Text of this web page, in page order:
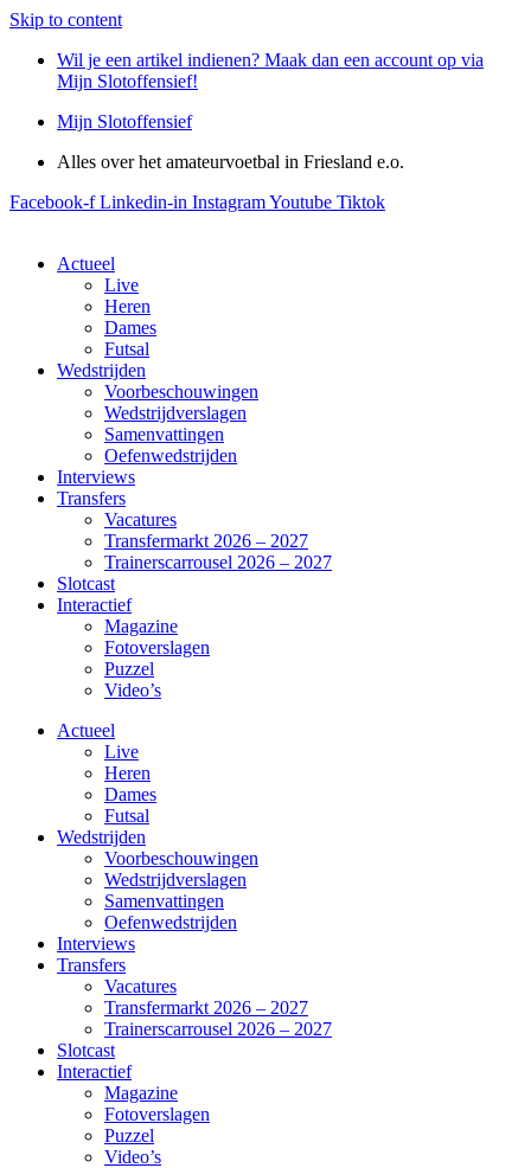
Skip to content
Wil je een artikel indienen? Maak dan een account op via
Mijn Slotoffensief!
Mijn Slotoffensief
Alles over het amateurvoetbal in Friesland e.o.
Facebook-f Linkedin-in InstagramYoutube Tiktok
Actueel
Live
Heren
Dames
Futsal
Wedstrijden
Voorbeschouwingen
Wedstrijdverslagen
Samenvattingen
Oefenwedstrijden
Interviews
Transfers
Vacatures
Transfermarkt 2026 – 2027
Trainerscarrousel 2026 – 2027
Slotcast
Interactief
Magazine
Fotoverslagen
Puzzel
Video’s
Actueel
Live
Heren
Dames
Futsal
Wedstrijden
Voorbeschouwingen
Wedstrijdverslagen
Samenvattingen
Oefenwedstrijden
Interviews
Transfers
Vacatures
Transfermarkt 2026 – 2027
Trainerscarrousel 2026 – 2027
Slotcast
Interactief
Magazine
Fotoverslagen
Puzzel
Video’s